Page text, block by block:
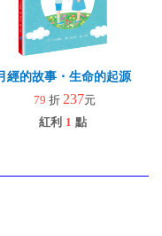
二版)
經的故事・生命的起源
79 折 237元
紅利 1 點